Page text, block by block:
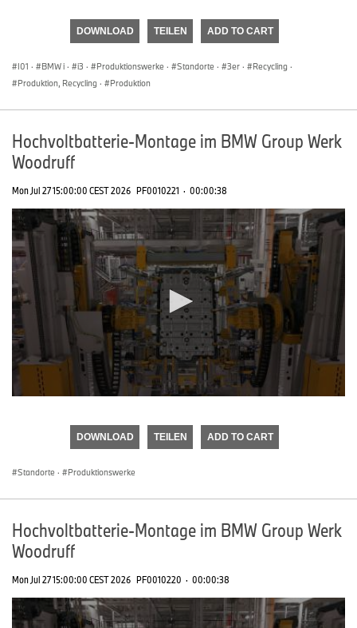
DOWNLOAD TEILEN ADD TO CART
I01 · BMW i · i3 · Produktionswerke · Standorte · 3er · Recycling ·
Produktion, Recycling · Produktion
Hochvoltbatterie-Montage im BMW Group Werk
Woodruff
Mon Jul 27 15:00:00 CEST 2026 PF0010221 · 00:00:38
DOWNLOAD TEILEN ADD TO CART
Standorte · Produktionswerke
Hochvoltbatterie-Montage im BMW Group Werk
Woodruff
Mon Jul 27 15:00:00 CEST 2026 PF0010220 · 00:00:38